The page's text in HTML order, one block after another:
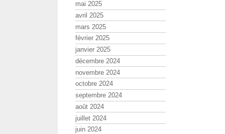
mai 2025
avril 2025
mars 2025
février 2025
janvier 2025
décembre 2024
novembre 2024
octobre 2024
septembre 2024
août 2024
juillet 2024
juin 2024